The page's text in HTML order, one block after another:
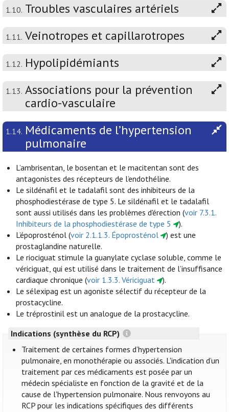
1.10. Troubles vasculaires artériels
1.11. Veinotropes et capillarotropes
1.12. Hypolipidémiants
1.13. Associations pour la prévention
cardio-vasculaire
1.14. Médicaments de l’hypertension
pulmonaire
L’ambrisentan, le bosentan et le macitentan sont des
antagonistes des récepteurs de l’endothéline.
Le sildénafil et le tadalafil sont des inhibiteurs de la
phosphodiestérase de type 5. Le sildénafil et le tadalafil
sont aussi utilisés dans les problèmes d'érection (voir 7.3.1.
Inhibiteurs de la phosphodiestérase de type 5
).
L’époprosténol (voir 2.1.1.3. Époprosténol
) est une
prostaglandine naturelle.
Le riociguat stimule la guanylate cyclase soluble, comme le
vériciguat, qui est utilisé dans le traitement de l’insuffisance
cardiaque chronique (voir 1.3.3. Vériciguat
).
Le sélexipag est un agoniste sélectif du récepteur de la
prostacycline.
Le tréprostinil est un analogue de la prostacycline.
Indications (synthèse du RCP)
Traitement de certaines formes d’hypertension
pulmonaire, en monothérapie ou associés. L'indication d’un
traitement par ces médicaments est posée par un
médecin spécialiste en fonction de la gravité et de la
cause de l'hypertension pulmonaire. Nous renvoyons au
RCP pour les indications spécifiques des différents